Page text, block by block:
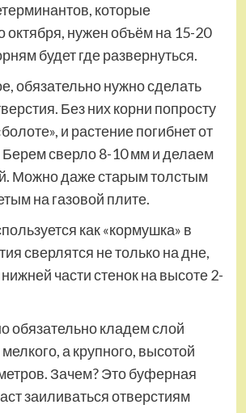
которые
октября, нужен объём на 15-20
будет где развернуться.
обязательно нужно сделать
Без них корни попросту
и растение погибнет от
Берем сверло 8-10 мм и делаем
Можно даже старым толстым
на газовой плите.
как «кормушка» в
сверлятся не только на дне,
нижней части стенок на высоте 2-
обязательно кладем слой
а крупного, высотой
Зачем? Это буферная
заиливаться отверстиям